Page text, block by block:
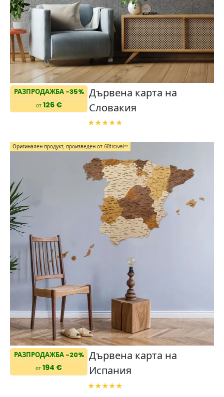
РАЗПРОДАЖБА -35%
от126 €
Дървена карта на
Словакия
РАЗПРОДАЖБА -20%
от 194 €
Дървена карта на
Испания
Оригинален продукт, произведен от 68travel™️